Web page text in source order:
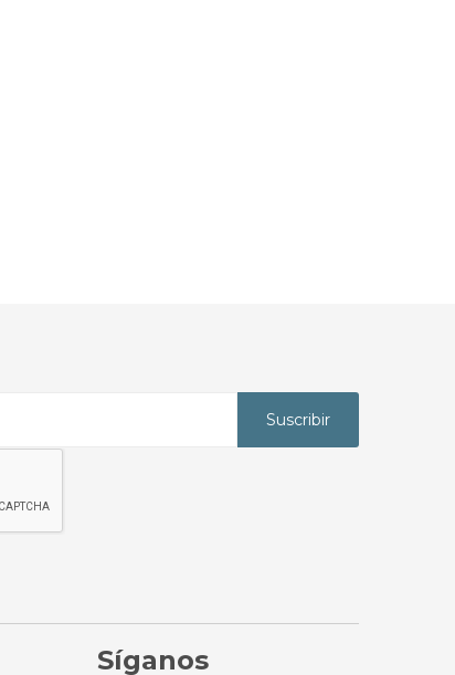
Suscribir
Síganos